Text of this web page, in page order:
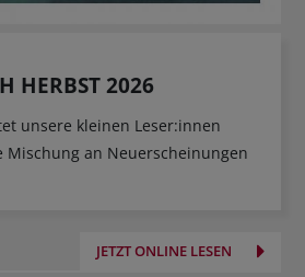
HERBST 2026
unsere kleinen Leser:innen
an Neuerscheinungen
JETZT ONLINE LESEN